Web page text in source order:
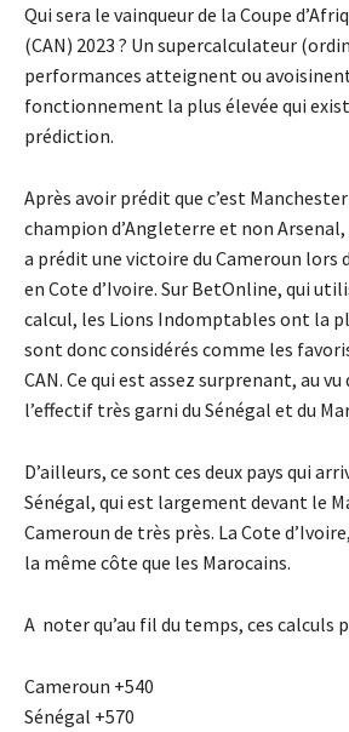
Qui sera le vainqueur de la Coupe
(CAN) 2023 ? Un supercalculateur
performances atteignent ou
fonctionnement la plus élevée qui
prédiction.
Après avoir prédit que c’est
champion d’Angleterre et non
a prédit une victoire du Cameroun lors
en Cote d’Ivoire. Sur BetOnline, qui
calcul, les Lions Indomptables ont la
sont donc considérés comme les
CAN. Ce qui est assez surprenant, au
l’effectif très garni du Sénégal et du
D’ailleurs, ce sont ces deux pays qui
Sénégal, qui est largement devant le
Cameroun de très près. La Cote
la même côte que les Marocains.
A noter qu’au fil du temps, ces calculs
Cameroun +540
Sénégal +570